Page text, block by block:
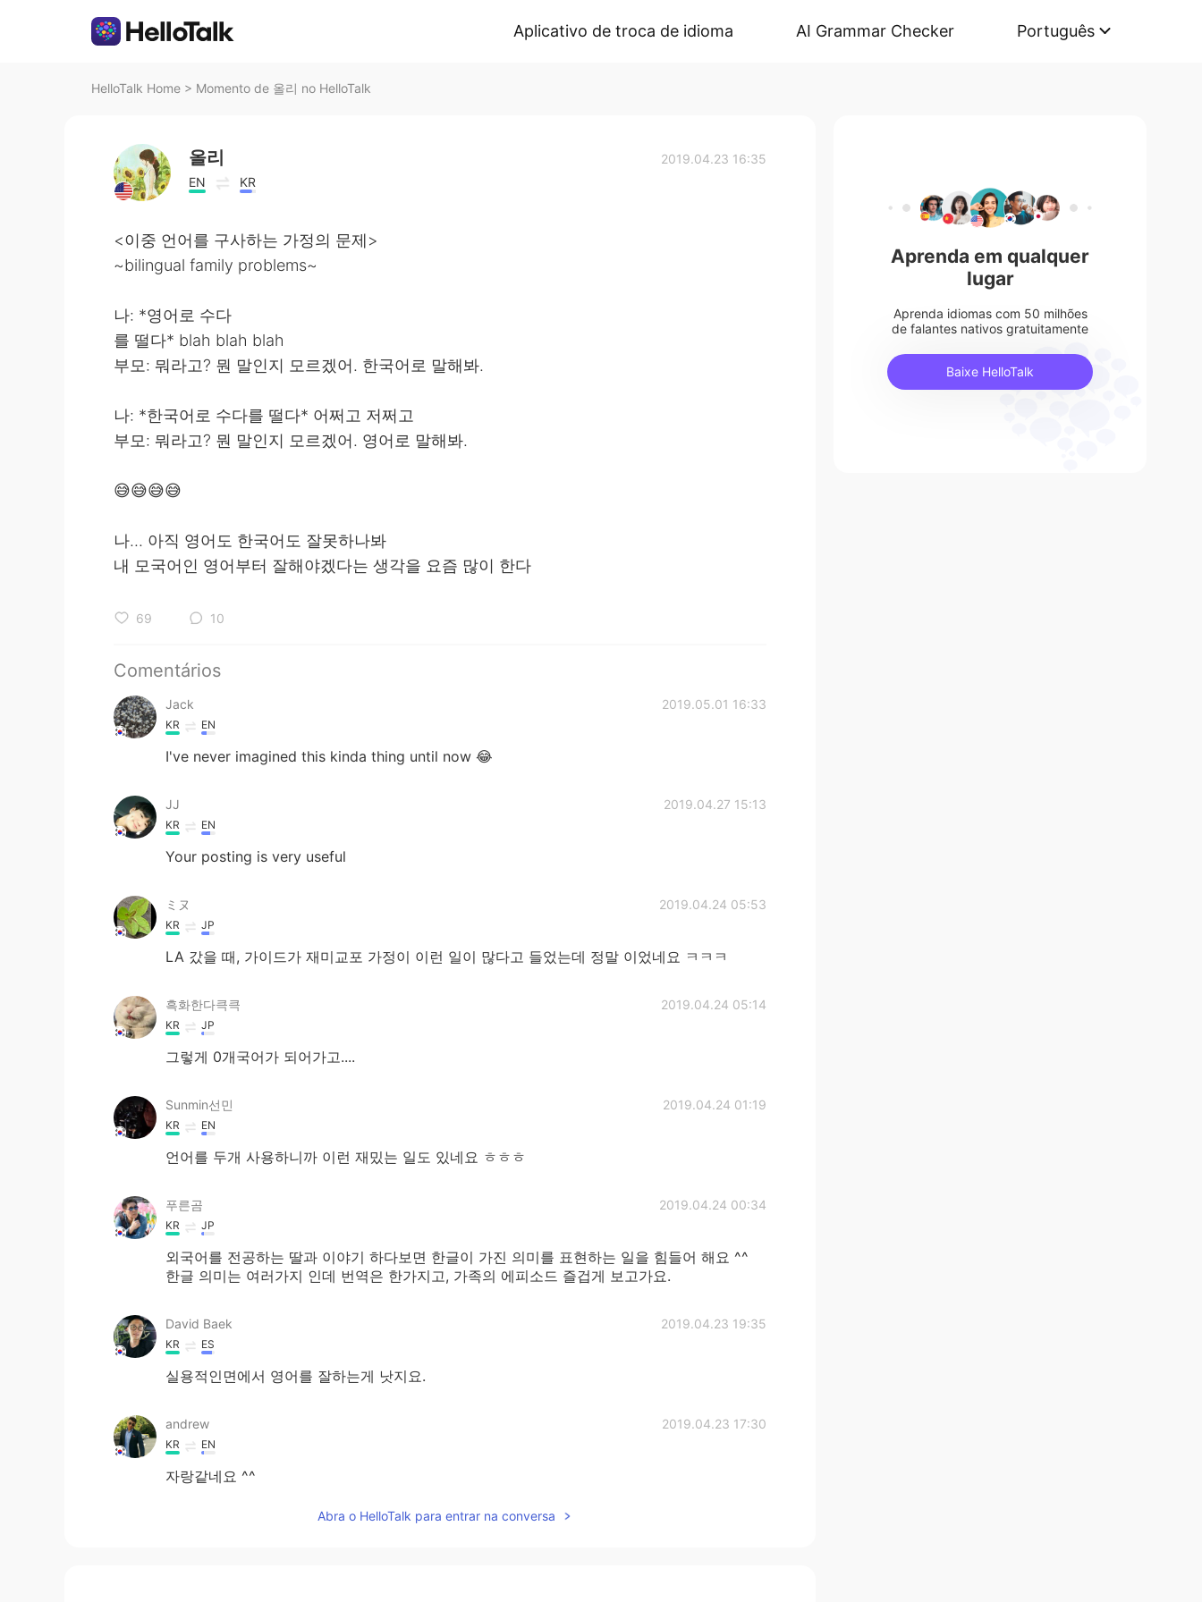
Aplicativo de troca de idioma AI Grammar Checker Português
HelloTalk Home > Momento de 올리 no HelloTalk
올리
EN KR
2019.04.23 16:35
<이중 언어를 구사하는 가정의 문제>
~bilingual family problems~
나: *영어로 수다
를 떨다* blah blah blah
부모: 뭐라고? 뭔 말인지 모르겠어. 한국어로 말해봐.
나: *한국어로 수다를 떨다* 어쩌고 저쩌고
부모: 뭐라고? 뭔 말인지 모르겠어. 영어로 말해봐.
😅😅😅😅
나... 아직 영어도 한국어도 잘못하나봐
내 모국어인 영어부터 잘해야겠다는 생각을 요즘 많이 한다
69 10
Comentários
Jack 2019.05.01 16:33
KR EN
I've never imagined this kinda thing until now 😂
JJ 2019.04.27 15:13
KR EN
Your posting is very useful
ミヌ 2019.04.24 05:53
KR JP
LA 갔을 때, 가이드가 재미교포 가정이 이런 일이 많다고 들었는데 정말 이었네요 ㅋㅋㅋ
흑화한다큭큭 2019.04.24 05:14
KR JP
그렇게 0개국어가 되어가고....
Sunmin선민 2019.04.24 01:19
KR EN
언어를 두개 사용하니까 이런 재밌는 일도 있네요 ㅎㅎㅎ
푸른곰 2019.04.24 00:34
KR JP
외국어를 전공하는 딸과 이야기 하다보면 한글이 가진 의미를 표현하는 일을 힘들어 해요 ^^
한글 의미는 여러가지 인데 번역은 한가지고, 가족의 에피소드 즐겁게 보고가요.
David Baek 2019.04.23 19:35
KR ES
실용적인면에서 영어를 잘하는게 낫지요.
andrew 2019.04.23 17:30
KR EN
자랑같네요 ^^
Abra o HelloTalk para entrar na conversa
Aprenda em qualquer
lugar
Aprenda idiomas com 50 milhões
de falantes nativos gratuitamente
Baixe HelloTalk